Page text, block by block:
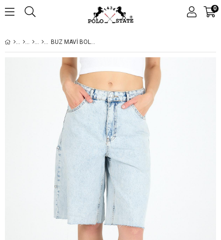
0
BUZ MAVI BOL KESIM DIZ ALTI KOT ŞORT